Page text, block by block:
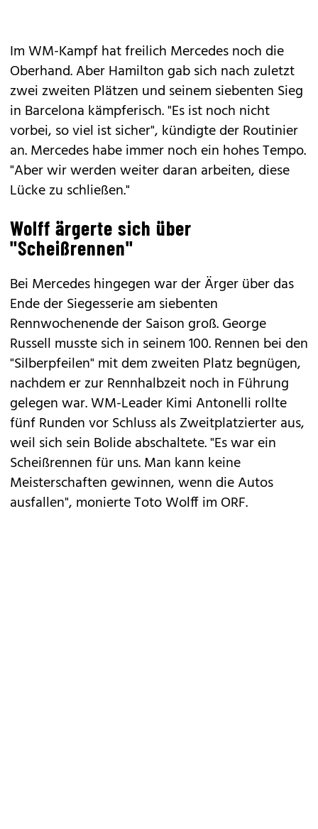
Im WM-Kampf hat freilich Mercedes noch die
Oberhand. Aber Hamilton gab sich nach zuletzt
zwei zweiten Plätzen und seinem siebenten Sieg
in Barcelona kämpferisch. "Es ist noch nicht
vorbei, so viel ist sicher", kündigte der Routinier
an. Mercedes habe immer noch ein hohes Tempo.
"Aber wir werden weiter daran arbeiten, diese
Lücke zu schließen."
Wolff ärgerte sich über
"Scheißrennen"
Bei Mercedes hingegen war der Ärger über das
Ende der Siegesserie am siebenten
Rennwochenende der Saison groß. George
Russell musste sich in seinem 100. Rennen bei den
"Silberpfeilen" mit dem zweiten Platz begnügen,
nachdem er zur Rennhalbzeit noch in Führung
gelegen war. WM-Leader Kimi Antonelli rollte
fünf Runden vor Schluss als Zweitplatzierter aus,
weil sich sein Bolide abschaltete. "Es war ein
Scheißrennen für uns. Man kann keine
Meisterschaften gewinnen, wenn die Autos
ausfallen", monierte Toto Wolff im ORF.